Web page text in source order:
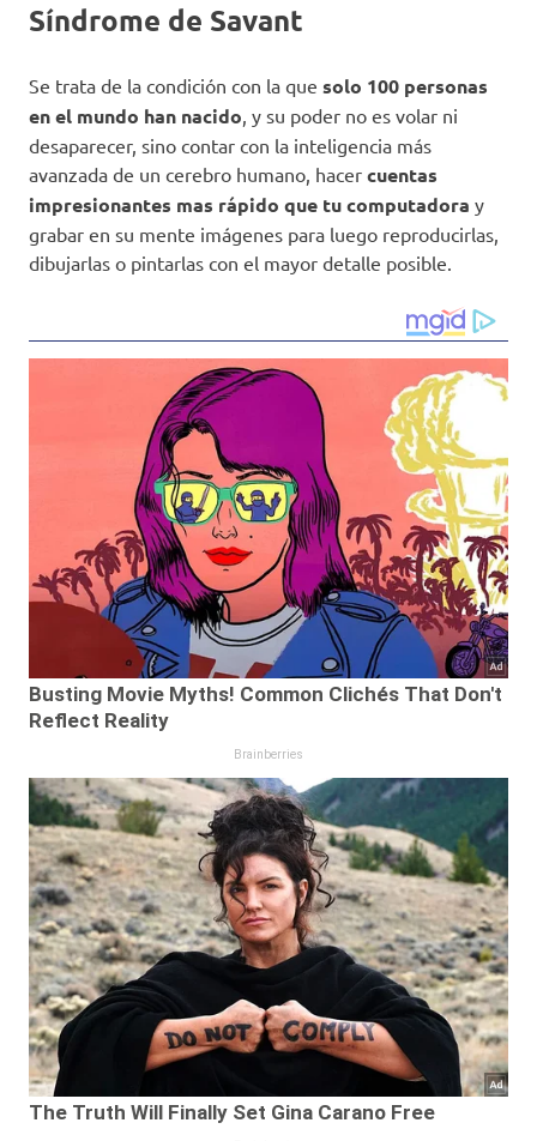
Síndrome de Savant
Se trata de la condición con la que solo 100 personas
en el mundo han nacido, y su poder no es volar ni
desaparecer, sino contar con la inteligencia más
avanzada de un cerebro humano, hacer cuentas
impresionantes mas rápido que tu computadora y
grabar en su mente imágenes para luego reproducirlas,
dibujarlas o pintarlas con el mayor detalle posible.